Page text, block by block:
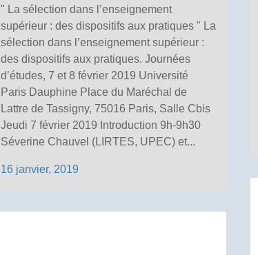
" La sélection dans l’enseignement
supérieur : des dispositifs aux pratiques " La
sélection dans l’enseignement supérieur :
des dispositifs aux pratiques. Journées
d’études, 7 et 8 février 2019 Université
Paris Dauphine Place du Maréchal de
Lattre de Tassigny, 75016 Paris, Salle Cbis
Jeudi 7 février 2019 Introduction 9h-9h30
Séverine Chauvel (LIRTES, UPEC) et...
16 janvier, 2019